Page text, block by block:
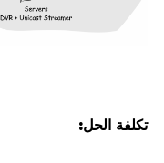
تكلفة الحل: